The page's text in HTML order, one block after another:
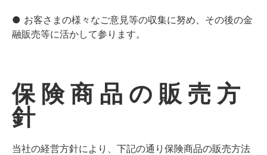
● お客さまの様々なご意見等の収集に努め、その後の金
融販売等に活かして参ります。
保険商品の販売方
針
当社の経営方針により、下記の通り保険商品の販売方法